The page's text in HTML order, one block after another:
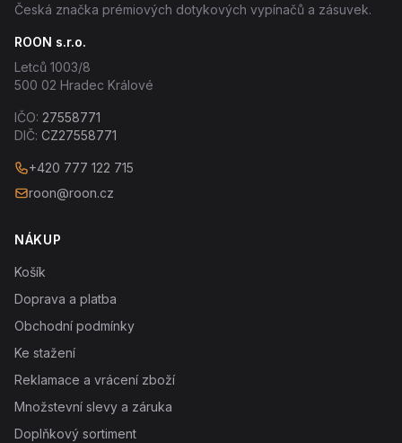
Česká značka prémiových dotykových vypínačů a zásuvek.
ROON s.r.o.
Letců 1003/8
500 02 Hradec Králové
IČO: 27558771
DIČ: CZ27558771
+420 777 122 715
roon@roon.cz
NÁKUP
Košík
Doprava a platba
Obchodní podmínky
Ke stažení
Reklamace a vrácení zboží
Množstevní slevy a záruka
Doplňkový sortiment